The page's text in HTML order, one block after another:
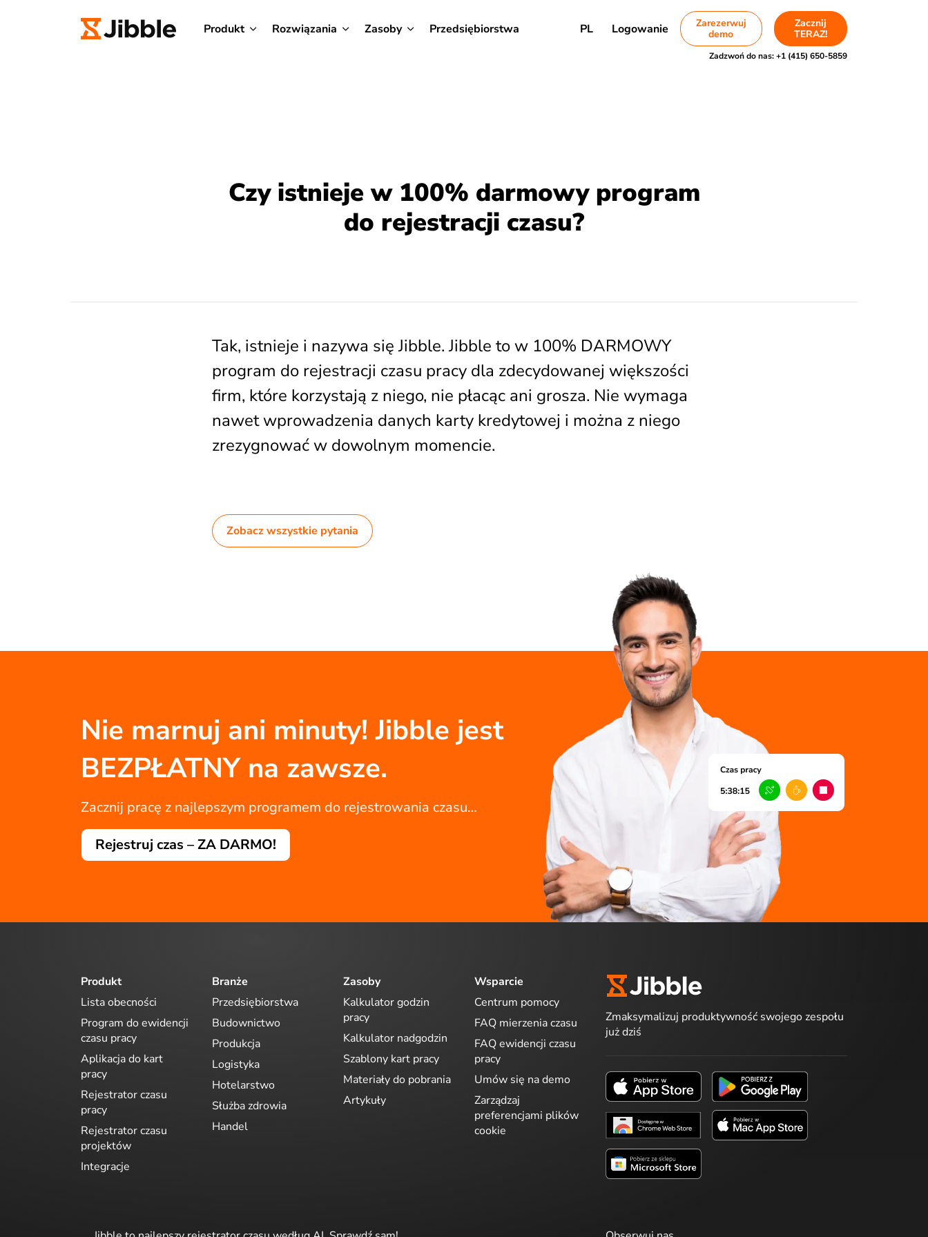
Produkt Rozwiązania Zasoby Przedsiębiorstwa PL Logowanie
Zarezerwuj
demo
Zacznij
TERAZ!
Zadzwoń do nas:+1 (415) 650-5859
Czy istnieje w 100% darmowy program
do rejestracji czasu?
Tak, istnieje i nazywa się Jibble. Jibble to w 100% DARMOWY
program do rejestracji czasu pracy dla zdecydowanej większości
firm, które korzystają z niego, nie płacąc ani grosza. Nie wymaga
nawet wprowadzenia danych karty kredytowej i można z niego
zrezygnować w dowolnym momencie.
Zobacz wszystkie pytania
Nie marnuj ani minuty! Jibble jest
BEZPŁATNY na zawsze.
Zacznij pracę z najlepszym programem do rejestrowania czasu…
Rejestruj czas – ZA DARMO!
Produkt
Lista obecności
Program do ewidencji
czasu pracy
Aplikacja do kart
pracy
Rejestrator czasu
pracy
Rejestrator czasu
projektów
Integracje
Branże
Przedsiębiorstwa
Budownictwo
Produkcja
Logistyka
Hotelarstwo
Służba zdrowia
Handel
Zasoby
Kalkulator godzin
pracy
Kalkulator nadgodzin
Szablony kart pracy
Materiały do pobrania
Artykuły
Wsparcie
Centrum pomocy
FAQ mierzenia czasu
FAQ ewidencji czasu
pracy
Umów się na demo
Zarządzaj
preferencjami plików
cookie
Zmaksymalizuj produktywność swojego zespołu
już dziś